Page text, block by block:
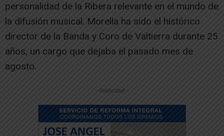
personalidad de la Ribera relevante en el mundo de
la difusión musical. Morella ha sido el histórico
director de la Banda y Coro de Valtierra durante 25
años, un cargo que dejaba el pasado mes de
agosto.
-- Publicidad --